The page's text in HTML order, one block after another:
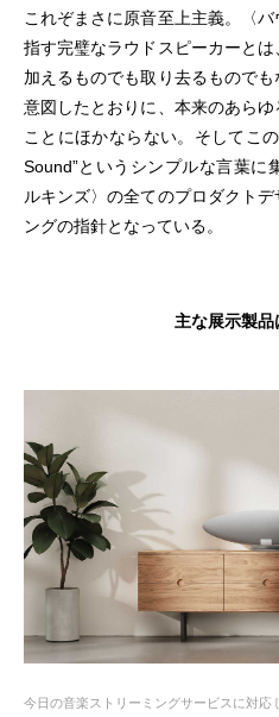
これぞまさに原音至上主義。〈
指す完璧なラウドスピーカーと
加えるものでも取り去るもので
意図したとおりに、本来のあら
ことにほかならない。そしてこ
Sound”というシンプルな言葉に
ルキンズ〉の全てのプロダクト
ングの指針となっている。
主な展示製品
今日の音楽ストリーミングサービスに対